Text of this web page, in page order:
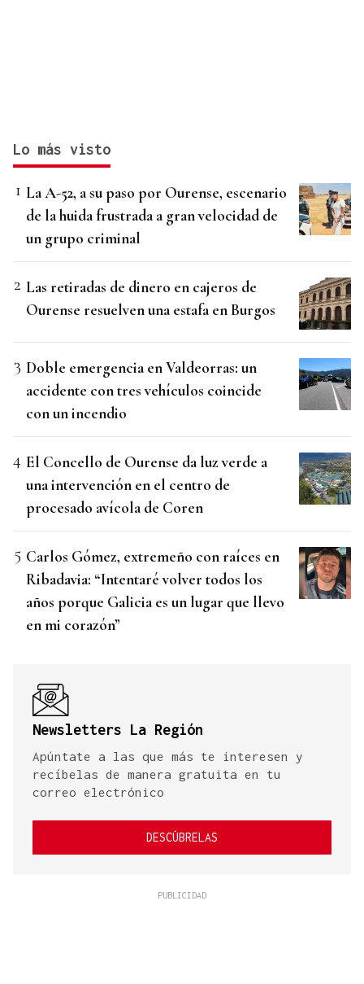
Lo más visto
La A-52, a su paso por Ourense, escenario
de la huida frustrada a gran velocidad de
un grupo criminal
Las retiradas de dinero en cajeros de
Ourense resuelven una estafa en Burgos
Doble emergencia en Valdeorras: un
accidente con tres vehículos coincide
con un incendio
El Concello de Ourense da luz verde a
una intervención en el centro de
procesado avícola de Coren
Carlos Gómez, extremeño con raíces en
Ribadavia: “Intentaré volver todos los
años porque Galicia es un lugar que llevo
en mi corazón”
Newsletters La Región
Apúntate a las que más te interesen y
recíbelas de manera gratuita en tu
correo electrónico
DESCÚBRELAS